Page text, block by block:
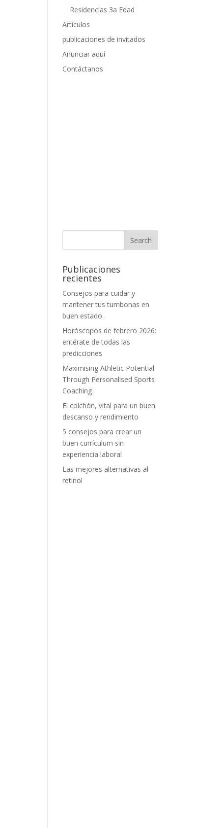
Residencias 3a Edad
Articulos
publicaciones de invitados
Anunciar aquí
Contáctanos
Publicaciones
recientes
Consejos para cuidar y
mantener tus tumbonas en
buen estado.
Horóscopos de febrero 2026:
entérate de todas las
predicciones
Maximising Athletic Potential
Through Personalised Sports
Coaching
El colchón, vital para un buen
descanso y rendimiento
5 consejos para crear un
buen currículum sin
experiencia laboral
Las mejores alternativas al
retinol